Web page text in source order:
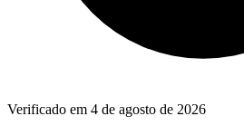
Verificado em 4 de agosto de 2026